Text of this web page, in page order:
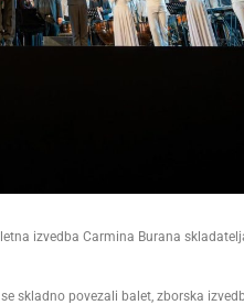
izvedba Carmina Burana
skladno povezali balet, zborska